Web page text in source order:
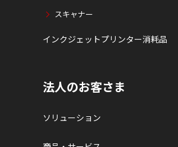
スキャナー
インクジェットプリンター消耗品
法人のお客さま
ソリューション